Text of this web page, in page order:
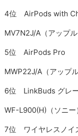
4位 AirPods with
MV7N2J/A（アップル
5位 AirPods Pro
MWP22J/A（アップル
6位 LinkBuds グレ
WF-L900(H)（ソニー
7位 ワイヤレスノイ